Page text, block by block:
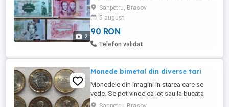
2
Nu fac schimburi. Predarea personala in
Sanpetru sau Brasov Coresi Mall. Nu trimit
in tara la nimeni cu plata ramburs. Pentru
detalii rog sa fiu sunat la numarul afisat.
BANCNOTELE SUNT DIN: VENEZUELA,
Sanpetru, Brasov
5 august
90 RON
Telefon validat
Monede bimetal din diverse tari
Monedele din imagini in starea care se
vede. Se pot vinde ca lot sau la bucata
astfel: Portugalia 200